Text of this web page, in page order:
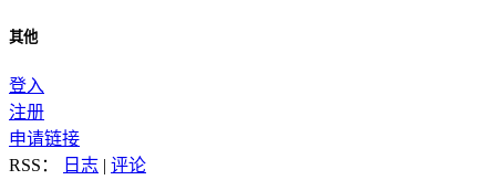
其他
登入
注册
申请链接
RSS：
日志 | 评论